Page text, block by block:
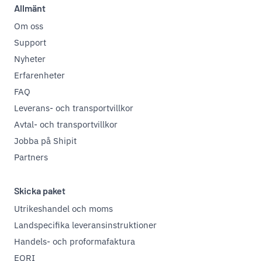
Allmänt
Om oss
Support
Nyheter
Erfarenheter
FAQ
Leverans- och transportvillkor
Avtal- och transportvillkor
Jobba på Shipit
Partners
Skicka paket
Utrikeshandel och moms
Landspecifika leveransinstruktioner
Handels- och proformafaktura
EORI